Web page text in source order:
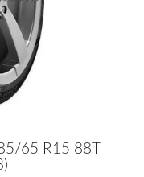
65 R15 88T